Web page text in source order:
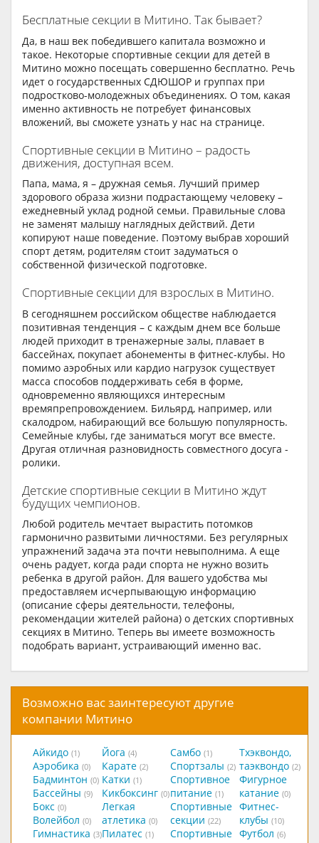
Бесплатные секции в Митино. Так бывает?
Да, в наш век победившего капитала возможно и
такое. Некоторые спортивные секции для детей в
Митино можно посещать совершенно бесплатно. Речь
идет о государственных СДЮШОР и группах при
подростково-молодежных объединениях. О том, какая
именно активность не потребует финансовых
вложений, вы сможете узнать у нас на странице.
Спортивные секции в Митино – радость
движения, доступная всем.
Папа, мама, я – дружная семья. Лучший пример
здорового образа жизни подрастающему человеку –
ежедневный уклад родной семьи. Правильные слова
не заменят малышу наглядных действий. Дети
копируют наше поведение. Поэтому выбрав хороший
спорт детям, родителям стоит задуматься о
собственной физической подготовке.
Спортивные секции для взрослых в Митино.
В сегодняшнем российском обществе наблюдается
позитивная тенденция – с каждым днем все больше
людей приходит в тренажерные залы, плавает в
бассейнах, покупает абонементы в фитнес-клубы. Но
помимо аэробных или кардио нагрузок существует
масса способов поддерживать себя в форме,
одновременно являющихся интересным
времяпрепровождением. Бильярд, например, или
скалодром, набирающий все большую популярность.
Семейные клубы, где заниматься могут все вместе.
Другая отличная разновидность совместного досуга -
ролики.
Детские спортивные секции в Митино ждут
будущих чемпионов.
Любой родитель мечтает вырастить потомков
гармонично развитыми личностями. Без регулярных
упражнений задача эта почти невыполнима. А еще
очень радует, когда ради спорта не нужно возить
ребенка в другой район. Для вашего удобства мы
предоставляем исчерпывающую информацию
(описание сферы деятельности, телефоны,
рекомендации жителей района) о детских спортивных
секциях в Митино. Теперь вы имеете возможность
подобрать вариант, устраивающий именно вас.
Возможно вас заинтересуют другие
компании Митино
Айкидо (1)
Аэробика (0)
Бадминтон (0)
Бассейны (9)
Бокс (0)
Волейбол (0)
Гимнастика (3)
Йога (4)
Карате (2)
Катки (1)
Кикбоксинг (0)
Легкая
атлетика (0)
Пилатес (1)
Самбо (1)
Спортзалы (2)
Спортивное
питание (1)
Спортивные
секции (22)
Спортивные
Тхэквондо,
таэквондо (2)
Фигурное
катание (0)
Фитнес-
клубы (10)
Футбол (6)